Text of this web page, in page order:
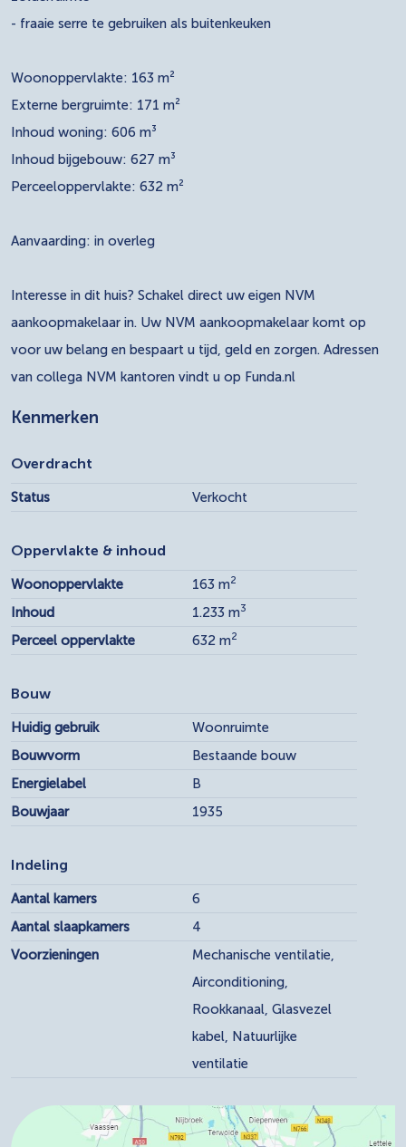
- fraaie serre te gebruiken als buitenkeuken
Woonoppervlakte: 163 m²
Externe bergruimte: 171 m²
Inhoud woning: 606 m³
Inhoud bijgebouw: 627 m³
Perceeloppervlakte: 632 m²
Aanvaarding: in overleg
Interesse in dit huis? Schakel direct uw eigen NVM
aankoopmakelaar in. Uw NVM aankoopmakelaar komt op
voor uw belang en bespaart u tijd, geld en zorgen. Adressen
van collega NVM kantoren vindt u op Funda.nl
Kenmerken
Overdracht
Status Verkocht
Oppervlakte & inhoud
Woonoppervlakte 163 m2
Inhoud 1.233 m3
Perceel oppervlakte 632 m2
Bouw
Huidig gebruik
Woonruimte
Bouwvorm
Bestaande bouw
Energielabel
B
Bouwjaar
1935
Indeling
Aantal kamers
6
Aantal slaapkamers
4
Voorzieningen
Mechanische ventilatie,
Airconditioning,
Rookkanaal, Glasvezel
kabel, Natuurlijke
ventilatie